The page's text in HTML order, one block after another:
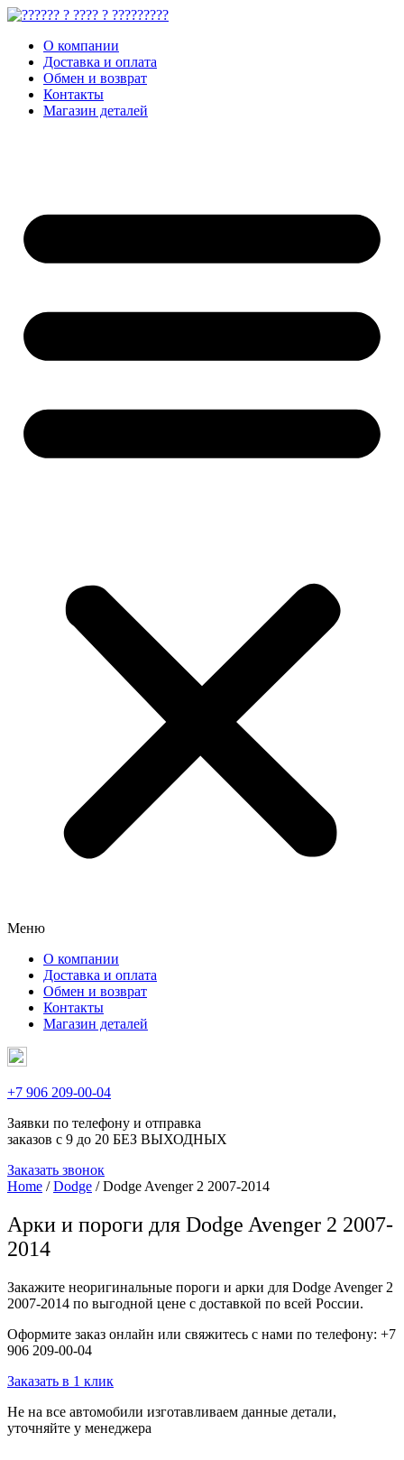
О компании
Доставка и оплата
Обмен и возврат
Контакты
Магазин деталей
Меню
О компании
Доставка и оплата
Обмен и возврат
Контакты
Магазин деталей
+7 906 209-00-04
Заявки по телефону и отправка
заказов с 9 до 20 БЕЗ ВЫХОДНЫХ
Заказать звонок
Home /Dodge / Dodge Avenger 2 2007-2014
Арки и пороги для Dodge Avenger 2 2007-
2014
Закажите неоригинальные пороги и арки для Dodge Avenger 2
2007-2014 по выгодной цене с доставкой по всей России.
Оформите заказ онлайн или свяжитесь с нами по телефону: +7
906 209-00-04
Заказать в 1 клик
Не на все автомобили изготавливаем данные детали,
уточняйте у менеджера